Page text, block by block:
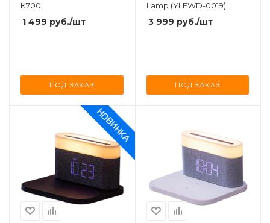
K700
1 499 руб./шт
ПОД ЗАКАЗ
Lamp (YLFWD-0019)
3 999 руб./шт
ПОД ЗАКАЗ